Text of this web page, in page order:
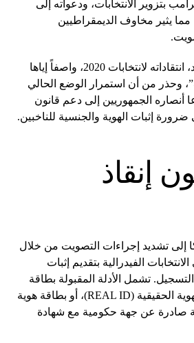
بتزوير الانتخابات، ودعواته إلى
مما يثير مخاوف الديمقراطيين
جدد ترامب، مساء الأحد، انتقاداته لانتخابات 2020، واصفاً إياها
وحذر من أن استمرار الوضع الحالي
أنصاره الجمهوريين إلى دعم قانون
ضرورة إثبات الهوية والجنسية للناخبين.
إنقاذ
إلى تشديد إجراءات التصويت من خلال
الفيدرالية بتقديم إثبات
تشمل الأدلة المقبولة بطاقة
هوية مطابقة لمعايير الهوية الحقيقية (REAL ID)، أو بطاقة هوية
صادرة عن جهة حكومية مع شهادة